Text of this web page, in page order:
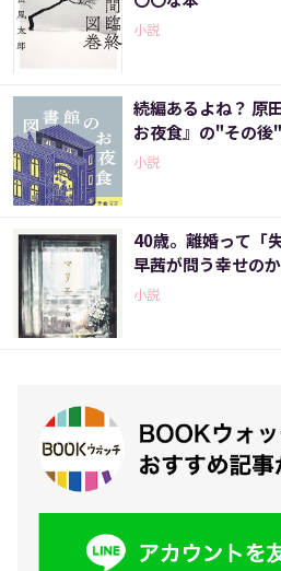
小説
続編あるよね？ 原
お夜食』の"その後
小説
40歳。離婚って「
早茜が問う幸せの
小説